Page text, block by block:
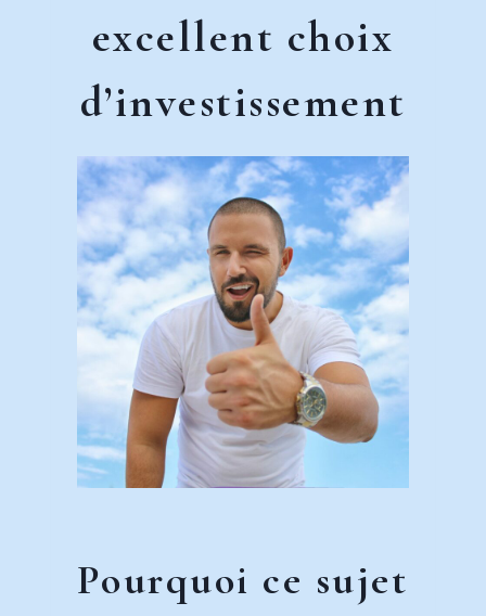
excellent choix
d’investissement
Pourquoi ce sujet